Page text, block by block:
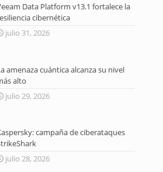
Data Platform v13.1 fortalece la
cibernética
julio 31, 2026
amenaza cuántica alcanza su nivel
alto
julio 29, 2026
campaña de ciberataques
julio 28, 2026